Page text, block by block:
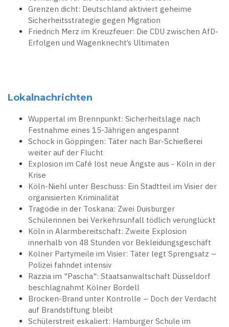
Grenzen dicht: Deutschland aktiviert geheime
Sicherheitsstrategie gegen Migration
Friedrich Merz im Kreuzfeuer: Die CDU zwischen AfD-
Erfolgen und Wagenknecht’s Ultimaten
Lokalnachrichten
Wuppertal im Brennpunkt: Sicherheitslage nach
Festnahme eines 15-Jährigen angespannt
Schock in Göppingen: Täter nach Bar-Schießerei
weiter auf der Flucht
Explosion im Café löst neue Ängste aus - Köln in der
Krise
Köln-Niehl unter Beschuss: Ein Stadtteil im Visier der
organisierten Kriminalität
Tragödie in der Toskana: Zwei Duisburger
Schülerinnen bei Verkehrsunfall tödlich verunglückt
Köln in Alarmbereitschaft: Zweite Explosion
innerhalb von 48 Stunden vor Bekleidungsgeschäft
Kölner Partymeile im Visier: Täter legt Sprengsatz –
Polizei fahndet intensiv
Razzia im "Pascha": Staatsanwaltschaft Düsseldorf
beschlagnahmt Kölner Bordell
Brocken-Brand unter Kontrolle – Doch der Verdacht
auf Brandstiftung bleibt
Schülerstreit eskaliert: Hamburger Schule im